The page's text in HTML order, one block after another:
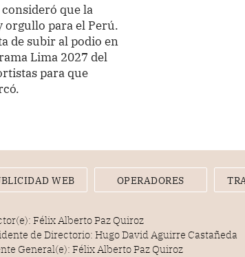
que la
orgullo para el Perú.
de subir al podio en
Lima 2027 del
para que
WEB OPERADORES
Félix Alberto Paz Quiroz
de Directorio: Hugo David Aguirre Castañeda
General(e): Félix Alberto Paz Quiroz